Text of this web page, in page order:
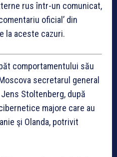
rus într-un comunicat,
oficial’ din
la aceste cazuri.
comportamentului său
secretarul general
Stoltenberg, după
majore care au
şi Olanda, potrivit